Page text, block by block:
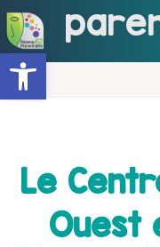
Ouvrir la barre d’outils
Le
Ouest